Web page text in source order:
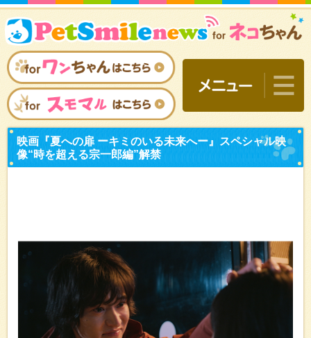
映画『夏への扉 ーキミの
像“時を超える宗一郎編”解